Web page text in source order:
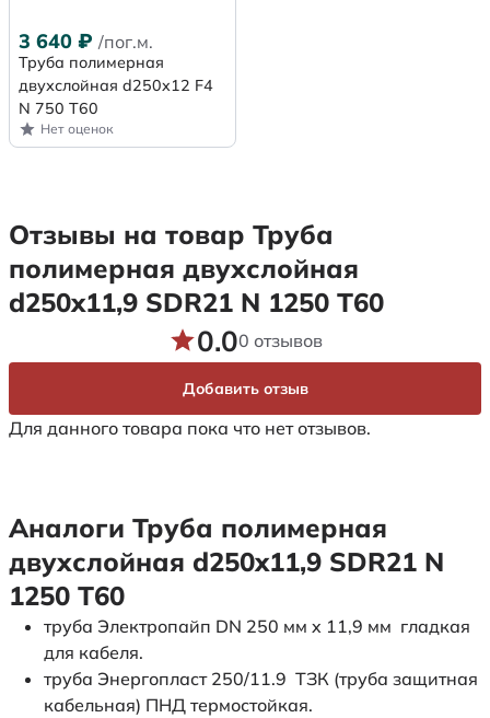
3 640 ₽ /пог.м.
Труба полимерная
двухслойная d250x12 F4
N 750 Т60
Нет оценок
Отзывы на товар Труба
полимерная двухслойная
d250x11,9 SDR21 N 1250 Т60
Для данного товара пока что нет отзывов.
0.00 отзывов
Добавить отзыв
Аналоги Труба полимерная
двухслойная d250x11,9 SDR21 N
1250 Т60
труба Электропайп DN 250 мм x 11,9 мм гладкая
для кабеля.
труба Энергопласт 250/11.9 ТЗК (труба защитная
кабельная) ПНД термостойкая.